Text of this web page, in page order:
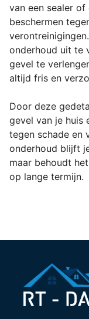
van een sealer
beschermen
onderhoud uit te
gevel te
altijd fris en
Door deze
gevel van je huis
tegen schade en
onderhoud blijft
maar behoudt
op lange termijn.